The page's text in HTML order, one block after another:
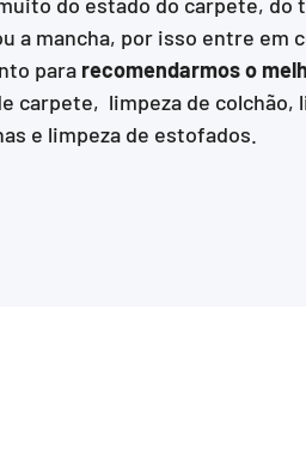
a mancha, por isso entre em
para recomendarmos o
carpete, limpeza de colchão,
e limpeza de estofados.